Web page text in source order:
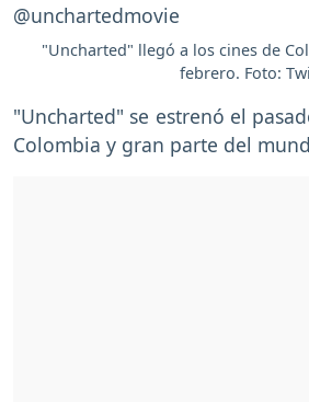
"Uncharted" llegó a los cines de
febrero. Foto:
"Uncharted" se estrenó el
Colombia y gran parte del